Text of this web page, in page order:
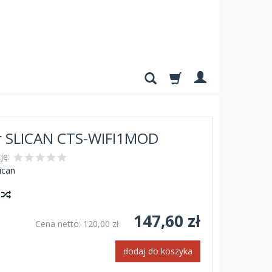
CTS-WIFI1MOD
Cena netto: 120,00 zł 147,60 zł
dodaj do koszyka